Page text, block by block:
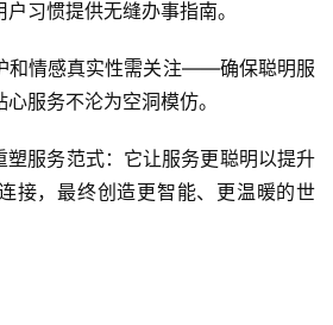
户习惯提供无缝办事指南。
和情感真实性需关注——确保聪明服
服务不沦为空洞模仿。
塑服务范式：它让服务更聪明以提升
接，最终创造更智能、更温暖的世